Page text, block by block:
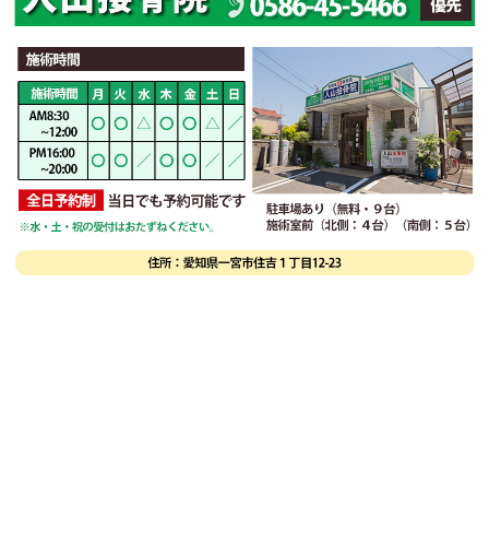
お客さまの声
よくある質問
アクセス